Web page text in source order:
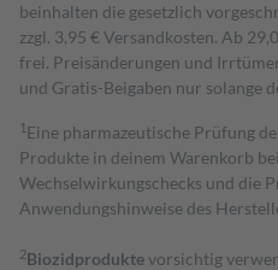
beinhalten die gesetzlich
zzgl. 3,95 € Versandkosten. Ab
frei. Preisänderungen und
und Gratis-Beigaben nur solange
1 Eine pharmazeutische Prüfung
Produkte in deinem Warenkorb
Wechselwirkungschecks und die
Anwendungshinweise des
2Biozidproduktevorsichtig